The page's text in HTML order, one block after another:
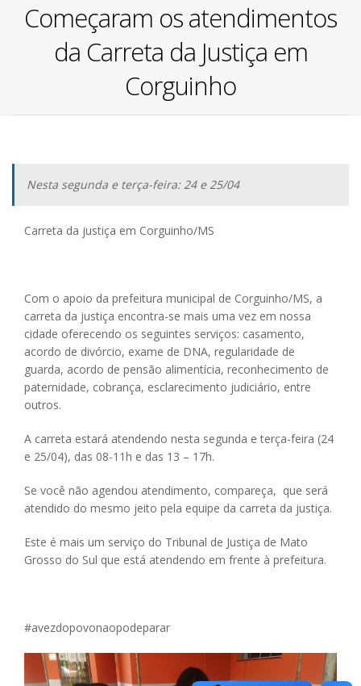
Começaram os atendimentos
da Carreta da Justiça em
Corguinho
Nesta segunda e terça-feira: 24 e 25/04
Carreta da justiça em Corguinho/MS
Com o apoio da prefeitura municipal de Corguinho/MS, a
carreta da justiça encontra-se mais uma vez em nossa
cidade oferecendo os seguintes serviços: casamento,
acordo de divórcio, exame de DNA, regularidade de
guarda, acordo de pensão alimentícia, reconhecimento de
paternidade, cobrança, esclarecimento judiciário, entre
outros.
A carreta estará atendendo nesta segunda e terça-feira (24
e 25/04), das 08-11h e das 13 – 17h.
Se você não agendou atendimento, compareça, que será
atendido do mesmo jeito pela equipe da carreta da justiça.
Este é mais um serviço do Tribunal de Justiça de Mato
Grosso do Sul que está atendendo em frente à prefeitura.
#avezdopovonaopodeparar